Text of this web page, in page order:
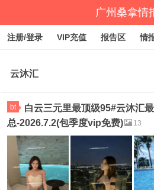
广州桑拿情
注册/登录 VIP充值 报告区 情
云沐汇
bt
白云三元里最顶级95#云沐汇
总-2026.7.2(包季度vip免费)
13